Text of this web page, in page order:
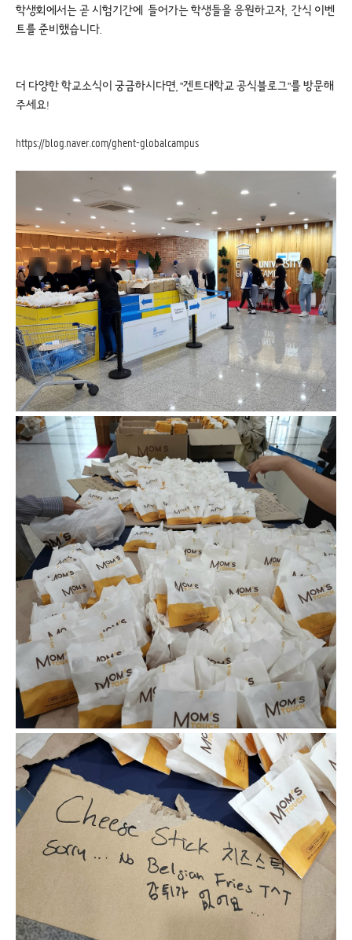
학생회에서는 곧 시험기간에 들어가는 학생들을 응원하고자, 간식 이벤
트를 준비했습니다.
더 다양한 학교소식이 궁금하시다면, "겐트대학교 공식블로그"를 방문해
주세요!
https://blog.naver.com/ghent-globalcampus